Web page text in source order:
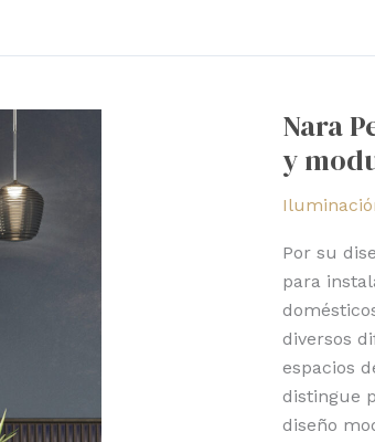
Nara
y
Por su
para
diversos
espacios
distingue
diseño
versátil
lámpara
colgante
y
modular
Astro